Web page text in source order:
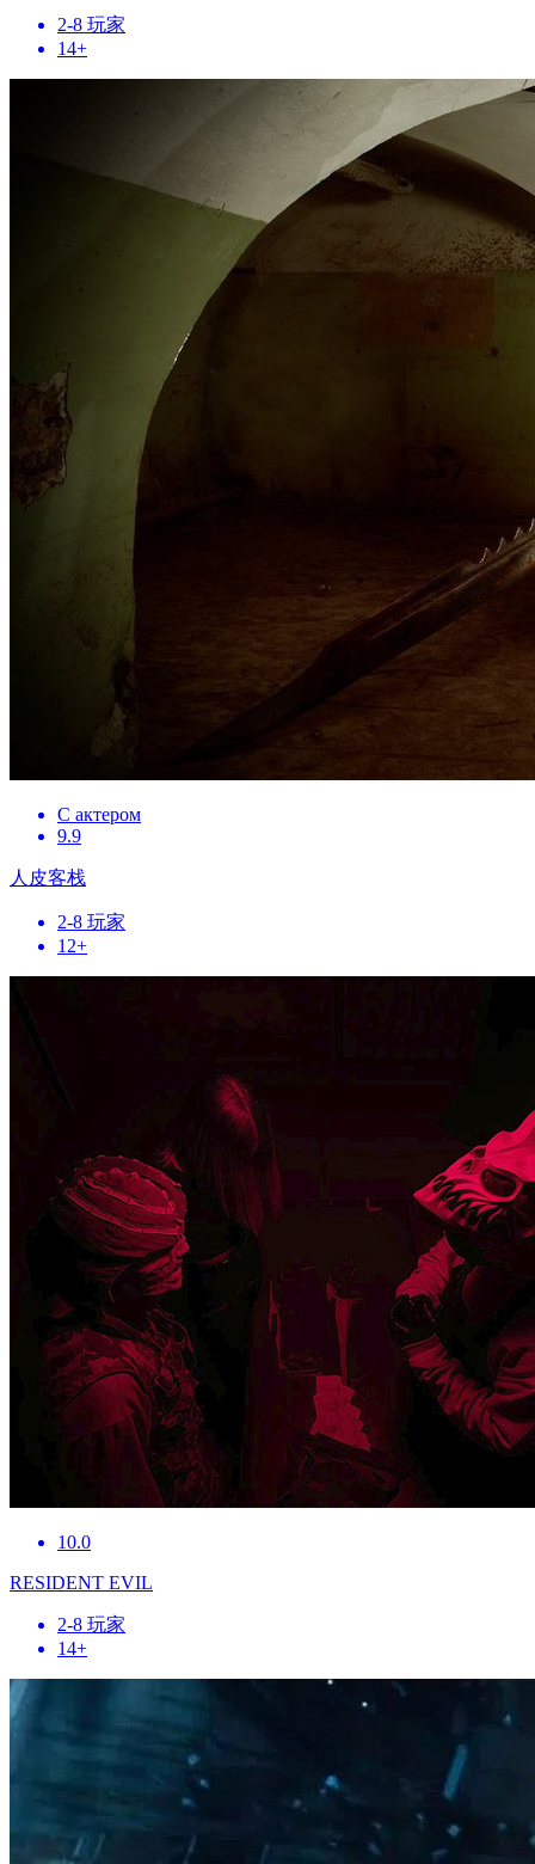
2-8 玩家
14+
С актером
9.9
人皮客栈
2-8 玩家
12+
10.0
RESIDENT EVIL
2-8 玩家
14+